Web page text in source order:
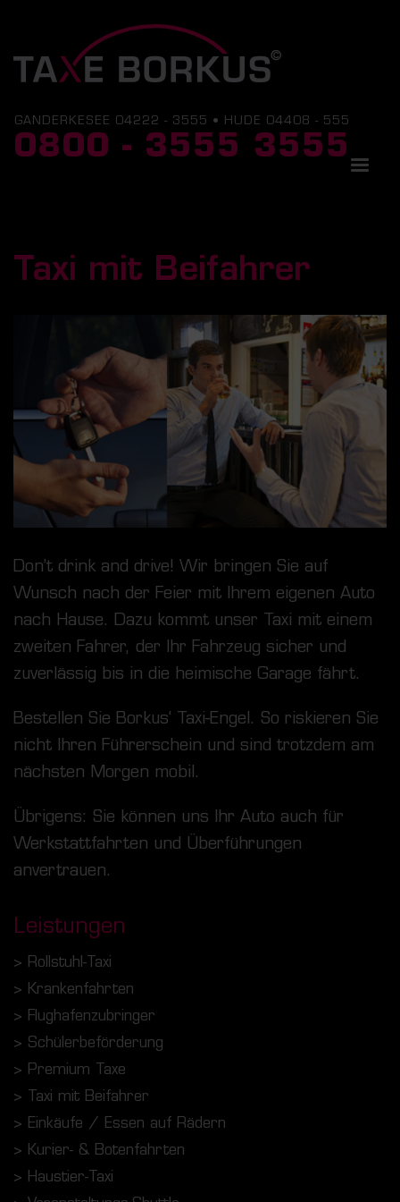
GANDERKESEE 04222 - 3555 • HUDE 04408 - 555
0800 - 3555 3555
Taxi mit Beifahrer
Don’t drink and drive! Wir bringen Sie auf
Wunsch nach der Feier mit Ihrem eigenen Auto
nach Hause. Dazu kommt unser Taxi mit einem
zweiten Fahrer, der Ihr Fahrzeug sicher und
zuverlässig bis in die heimische Garage fährt.
Bestellen Sie Borkus‘ Taxi-Engel. So riskieren Sie
nicht Ihren Führerschein und sind trotzdem am
nächsten Morgen mobil.
Übrigens: Sie können uns Ihr Auto auch für
Werkstattfahrten und Überführungen
anvertrauen.
Leistungen
> Rollstuhl-Taxi
> Krankenfahrten
> Flughafenzubringer
> Schülerbeförderung
> Premium Taxe
> Taxi mit Beifahrer
> Einkäufe / Essen auf Rädern
> Kurier- & Botenfahrten
> Haustier-Taxi